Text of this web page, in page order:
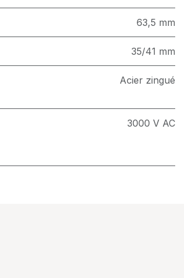
63,5 mm
35/41 mm
Acier zingué
3000 V AC